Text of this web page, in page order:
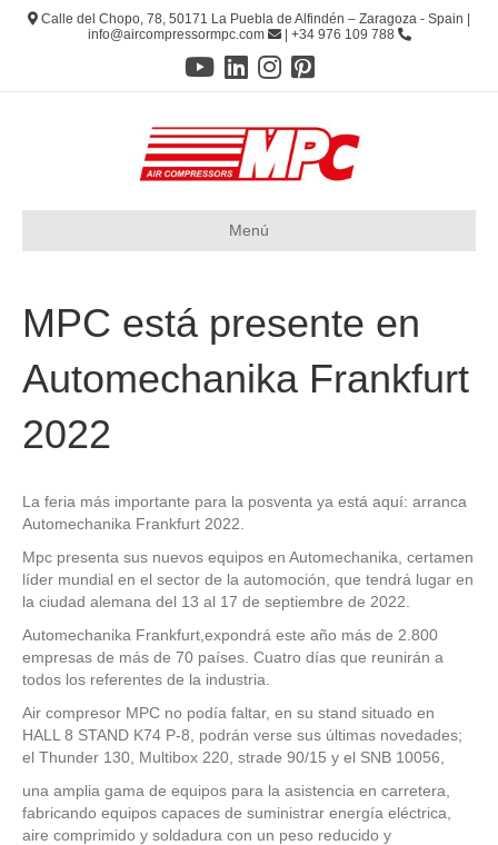
Calle del Chopo, 78, 50171 La Puebla de Alfindén – Zaragoza - Spain |
info@aircompressormpc.com
| +34 976 109 788
Menú
MPC está presente en
Automechanika Frankfurt
2022
La feria más importante para la posventa ya está aquí: arranca
Automechanika Frankfurt 2022.
Mpc presenta sus nuevos equipos en Automechanika, certamen
líder mundial en el sector de la automoción, que tendrá lugar en
la ciudad alemana del 13 al 17 de septiembre de 2022.
Automechanika Frankfurt,expondrá este año más de 2.800
empresas de más de 70 países. Cuatro días que reunirán a
todos los referentes de la industria.
Air compresor MPC no podía faltar, en su stand situado en
HALL 8 STAND K74 P-8, podrán verse sus últimas novedades;
el Thunder 130, Multibox 220, strade 90/15 y el SNB 10056,
una amplia gama de equipos para la asistencia en carretera,
fabricando equipos capaces de suministrar energía eléctrica,
aire comprimido y soldadura con un peso reducido y